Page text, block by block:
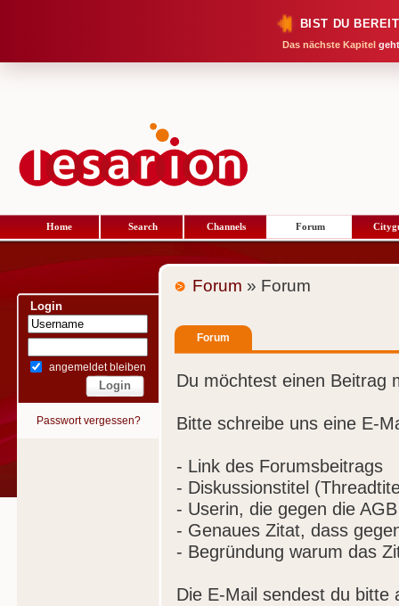
BIST DU
Das nächste Kapitel
Home Search Channels Forum
Login
angemeldet bleiben
Passwort vergessen?
Forum » Forum
Forum
Du möchtest einen Beitrag
Bitte schreibe uns eine E-
- Link des Forumsbeitrags
- Diskussionstitel
- Userin, die gegen die
- Genaues Zitat, dass
- Begründung warum das
Die E-Mail sendest du bitte